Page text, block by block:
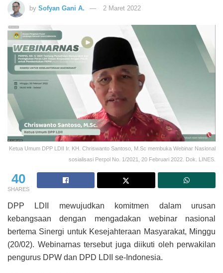
by Sofyan Gani A. 2 Maret 2022
Ketua Umum DPP LDII Ir. KH. Chriswanto Santoso, M.Sc membuka Webinar Nasional
sosialisasi Perpol No. 1/2021, 20 Februari 2022. Dok. LINES.
40
SHARES
DPP LDII mewujudkan komitmen dalam urusan
kebangsaan dengan mengadakan webinar nasional
bertema Sinergi untuk Kesejahteraan Masyarakat, Minggu
(20/02). Webinarnas tersebut juga diikuti oleh perwakilan
pengurus DPW dan DPD LDII se-Indonesia.